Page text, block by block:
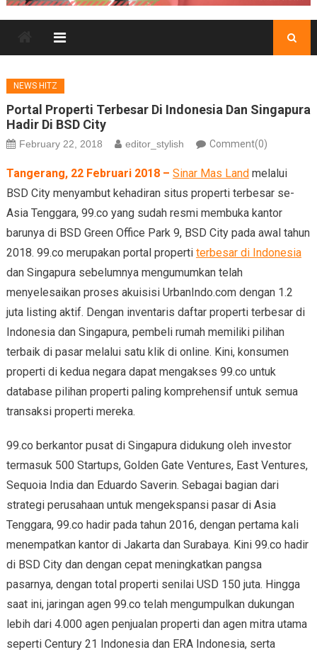
NEWS HITZ
Portal Properti Terbesar Di Indonesia Dan Singapura
Hadir Di BSD City
February 22, 2018 editor_stylish Comment(0)
Tangerang, 22 Februari 2018 – Sinar Mas Landmelalui
BSD City menyambut kehadiran situs properti terbesar se-
Asia Tenggara, 99.co yang sudah resmi membuka kantor
barunya di BSD Green Office Park 9, BSD City pada awal tahun
2018. 99.co merupakan portal properti terbesar di Indonesia
dan Singapura sebelumnya mengumumkan telah
menyelesaikan proses akuisisi UrbanIndo.com dengan 1.2
juta listing aktif. Dengan inventaris daftar properti terbesar di
Indonesia dan Singapura, pembeli rumah memiliki pilihan
terbaik di pasar melalui satu klik di online. Kini, konsumen
properti di kedua negara dapat mengakses 99.co untuk
database pilihan properti paling komprehensif untuk semua
transaksi properti mereka.
99.co berkantor pusat di Singapura didukung oleh investor
termasuk 500 Startups, Golden Gate Ventures, East Ventures,
Sequoia India dan Eduardo Saverin. Sebagai bagian dari
strategi perusahaan untuk mengekspansi pasar di Asia
Tenggara, 99.co hadir pada tahun 2016, dengan pertama kali
menempatkan kantor di Jakarta dan Surabaya. Kini 99.co hadir
di BSD City dan dengan cepat meningkatkan pangsa
pasarnya, dengan total properti senilai USD 150 juta. Hingga
saat ini, jaringan agen 99.co telah mengumpulkan dukungan
lebih dari 4.000 agen penjualan properti dan agen mitra utama
seperti Century 21 Indonesia dan ERA Indonesia, serta